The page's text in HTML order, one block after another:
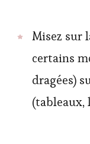
Misez sur
certains
dragées)
(tableaux,